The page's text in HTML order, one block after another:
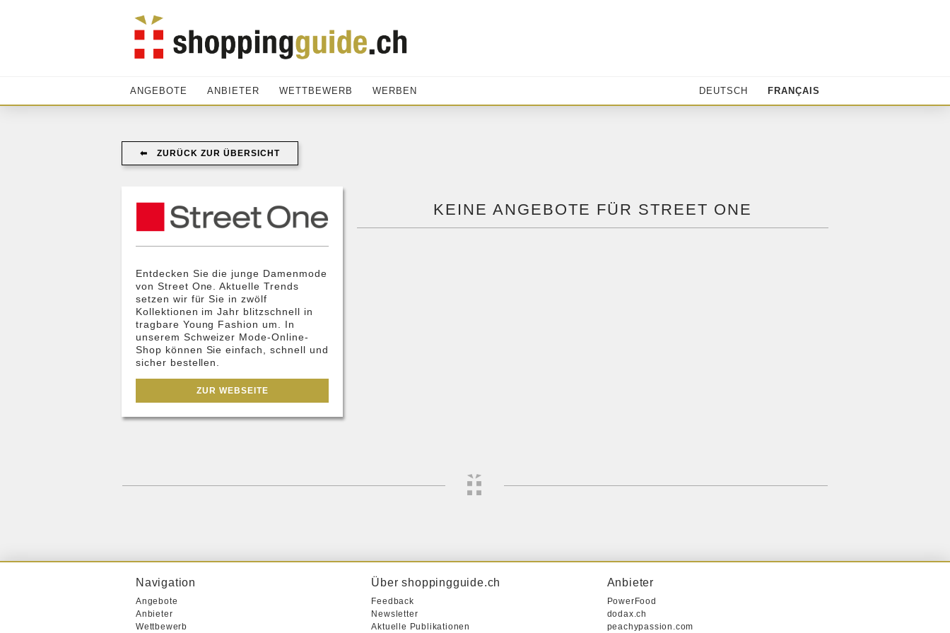
ANGEBOTE ANBIETER WETTBEWERB WERBEN DEUTSCH FRANÇAIS
⬅︎ ZURÜCK ZUR ÜBERSICHT
Entdecken Sie die junge Damenmode
von Street One. Aktuelle Trends
setzen wir für Sie in zwölf
Kollektionen im Jahr blitzschnell in
tragbare Young Fashion um. In
unserem Schweizer Mode-Online-
Shop können Sie einfach, schnell und
sicher bestellen.
ZUR WEBSEITE
KEINE ANGEBOTE FÜR STREET ONE
Navigation
Angebote
Anbieter
Wettbewerb
Über shoppingguide.ch
Feedback
Newsletter
Aktuelle Publikationen
Anbieter
PowerFood
dodax.ch
peachypassion.com